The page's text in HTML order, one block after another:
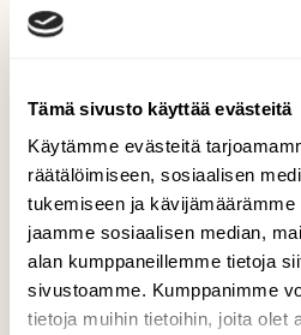
Tämä sivusto käyttää evästeitä
Käytämme evästeitä
räätälöimiseen, sosiaalisen
tukemiseen ja
jaamme sosiaalisen median,
alan kumppaneillemme tietoja
sivustoamme. Kumppanimme
tietoja muihin tietoihin, joita olet
Tuula Makkonen, Joensuu